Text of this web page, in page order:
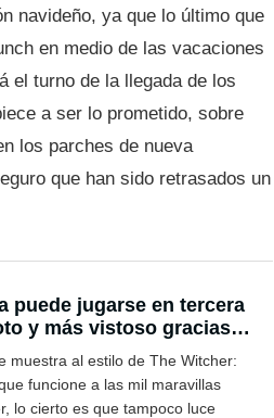
navideño, ya que lo último que
en medio de las vacaciones
el turno de la llegada de los
a ser lo prometido, sobre
los parches de nueva
que han sido retrasados un
puede jugarse en tercera
y más vistoso gracias a
muestra al estilo de The Witcher:
funcione a las mil maravillas
lo cierto es que tampoco luce